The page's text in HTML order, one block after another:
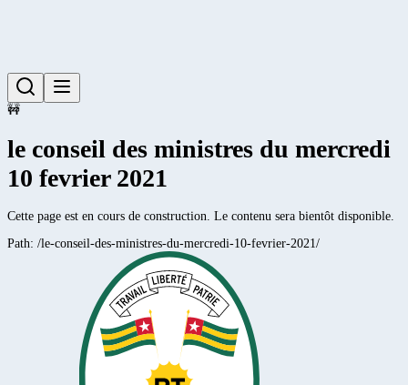
🚧
le conseil des ministres du mercredi
10 fevrier 2021
Cette page est en cours de construction. Le contenu sera bientôt disponible.
Path: /le-conseil-des-ministres-du-mercredi-10-fevrier-2021/